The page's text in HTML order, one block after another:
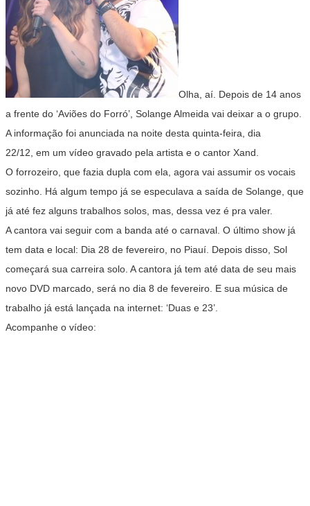
Olha, aí. Depois de 14 anos
a frente do ‘Aviões do Forró’, Solange Almeida vai deixar a o grupo.
A informação foi anunciada na noite desta quinta-feira, dia
22/12, em um vídeo gravado pela artista e o cantor Xand.
O forrozeiro, que fazia dupla com ela, agora vai assumir os vocais
sozinho. Há algum tempo já se especulava a saída de Solange, que
já até fez alguns trabalhos solos, mas, dessa vez é pra valer.
A cantora vai seguir com a banda até o carnaval. O último show já
tem data e local: Dia 28 de fevereiro, no Piauí. Depois disso, Sol
começará sua carreira solo. A cantora já tem até data de seu mais
novo DVD marcado, será no dia 8 de fevereiro. E sua música de
trabalho já está lançada na internet: ‘Duas e 23’.
Acompanhe o vídeo: